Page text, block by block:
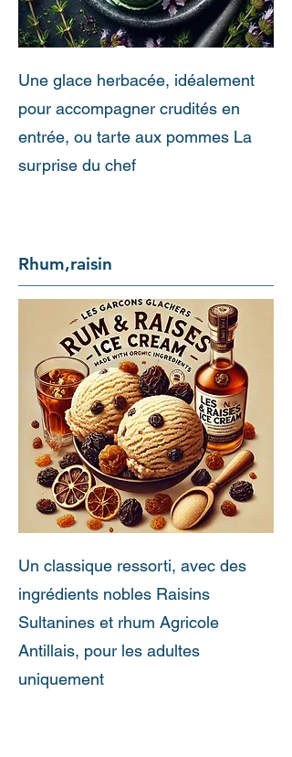
Une glace herbacée, idéalement
pour accompagner crudités en
entrée, ou tarte aux pommes La
surprise du chef
Rhum,raisin
Un classique ressorti, avec des
ingrédients nobles Raisins
Sultanines et rhum Agricole
Antillais, pour les adultes
uniquement